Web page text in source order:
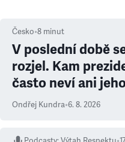
Česko•8 minut
V poslední době
rozjel. Kam
často neví ani
Ondřej Kundra•6. 8. 2026